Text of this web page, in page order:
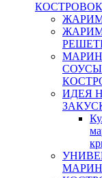
КОСТРОВОК
СОУСЫ
ИДЕЯ